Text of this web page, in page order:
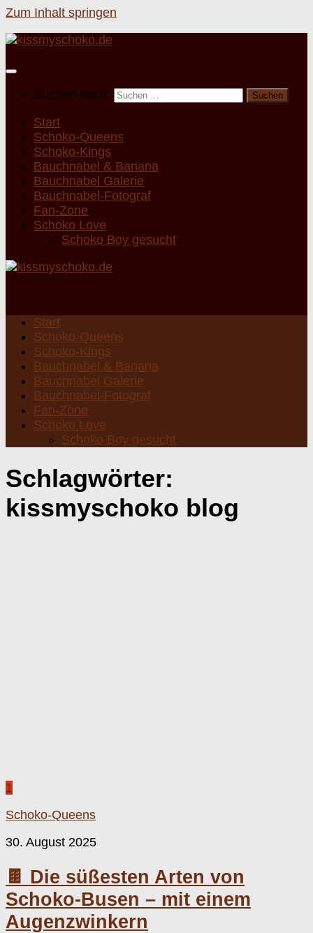
Zum Inhalt springen
Suchen nach:
Start
Schoko-Queens
Schoko-Kings
Bauchnabel & Banana
Bauchnabel Galerie
Bauchnabel-Fotograf
Fan-Zone
Schoko Love
Schoko Boy gesucht
Start
Schoko-Queens
Schoko-Kings
Bauchnabel & Banana
Bauchnabel Galerie
Bauchnabel-Fotograf
Fan-Zone
Schoko Love
Schoko Boy gesucht
Schlagwörter:
kissmyschoko blog
1
Schoko-Queens
30. August 2025
🍫 Die süßesten Arten von
Schoko-Busen – mit einem
Augenzwinkern